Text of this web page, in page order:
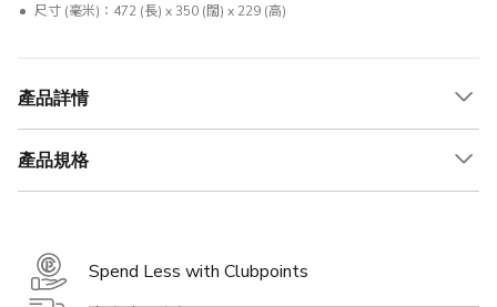
尺寸 (毫米)：472 (長) x 350 (闊) x 229 (高)
產品詳情
產品規格
Spend Less with Clubpoints